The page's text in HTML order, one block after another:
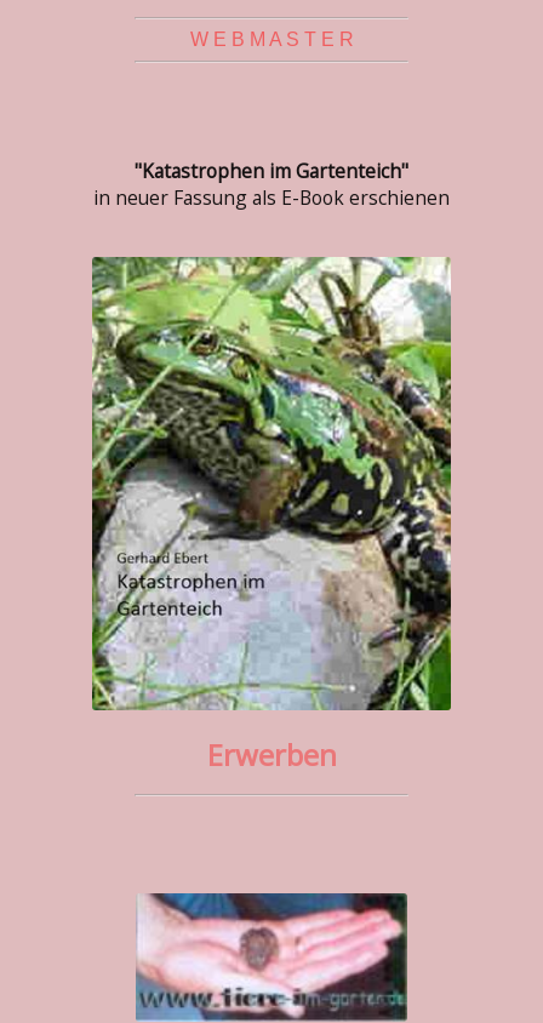
W E B M A S T E R
"Katastrophen im Gartenteich"
in neuer Fassung als E-Book erschienen
Erwerben